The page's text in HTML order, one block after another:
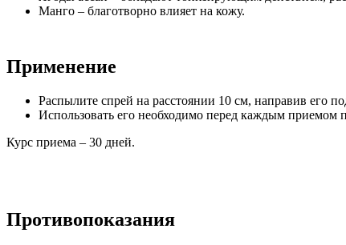
Манго – благотворно влияет на кожу.
Применение
Распылите спрей на расстоянии 10 см, направив его
Использовать его необходимо перед каждым приемом
Курс приема – 30 дней.
Противопоказания